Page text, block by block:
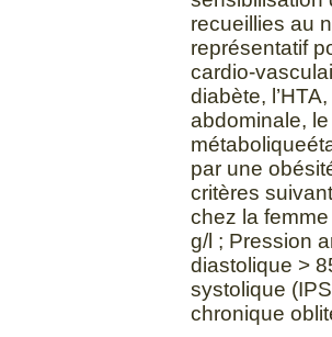
recueillies au
représentatif
cardio-
diabète,
abdominale,
par une
critères
chez la
g/l ; Pression
diastolique >
systolique
chronique